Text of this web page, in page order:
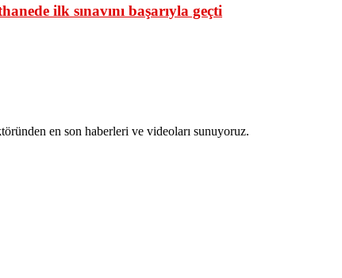
ilk sınavını başarıyla geçti
en son haberleri ve videoları sunuyoruz.